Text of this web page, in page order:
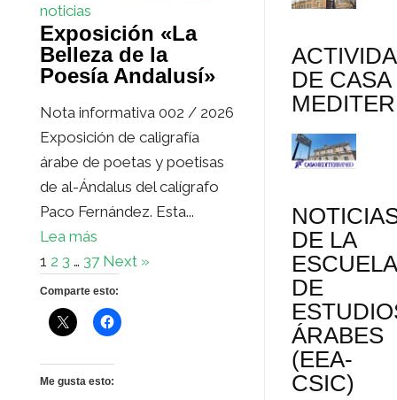
noticias
Exposición «La
Belleza de la
Poesía Andalusí»
Nota informativa 002 / 2026
Exposición de caligrafía
árabe de poetas y poetisas
de al-Ándalus del calígrafo
Paco Fernández. Esta...
Lea más
1 2 3 … 37 Next »
Comparte esto:
Me gusta esto:
DE CASA
DE LA
ESCUELA
DE
ÁRABES
(EEA-
CSIC)